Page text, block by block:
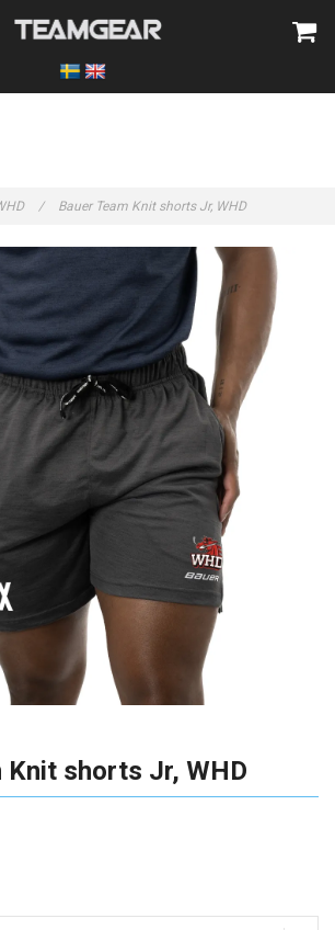
/ Bauer Team Knit shorts Jr, WHD
Knit shorts Jr, WHD